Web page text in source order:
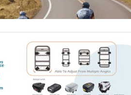
單車誌 Cycling Update
戶外探索 Outside
主題書籍